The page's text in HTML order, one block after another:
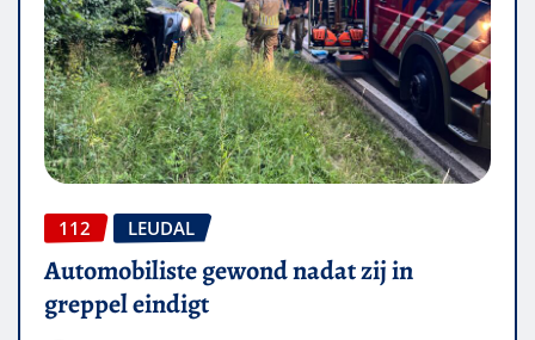
112 LEUDAL
Automobiliste gewond nadat zij in
greppel eindigt